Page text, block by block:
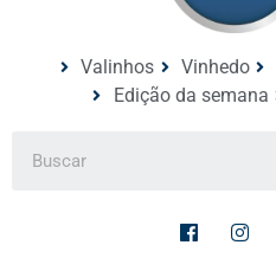
Valinhos Vinhedo
Edição da semana